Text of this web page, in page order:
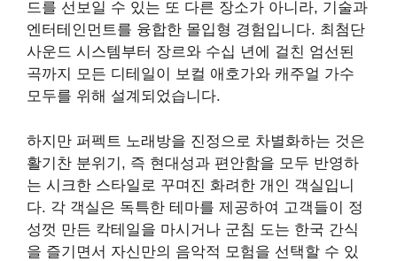
드를 선보일 수 있는 또 다른 장소가 아니라, 기술과
엔터테인먼트를 융합한 몰입형 경험입니다. 최첨단
사운드 시스템부터 장르와 수십 년에 걸친 엄선된
곡까지 모든 디테일이 보컬 애호가와 캐주얼 가수
모두를 위해 설계되었습니다.
하지만 퍼펙트 노래방을 진정으로 차별화하는 것은
활기찬 분위기, 즉 현대성과 편안함을 모두 반영하
는 시크한 스타일로 꾸며진 화려한 개인 객실입니
다. 각 객실은 독특한 테마를 제공하여 고객들이 정
성껏 만든 칵테일을 마시거나 군침 도는 한국 간식
을 즐기면서 자신만의 음악적 모험을 선택할 수 있